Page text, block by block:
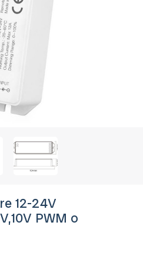
12-24V
PWM o
48 ore